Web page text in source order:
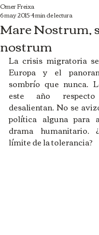
Mare Nostrum,
nostrum
Omer Freixa
6 may 20154 min de lectura
La crisis migratoria
Europa y el
sombrío que nunca.
este año
desalientan. No se
política alguna para
drama humanitario.
límite de la tolerancia?